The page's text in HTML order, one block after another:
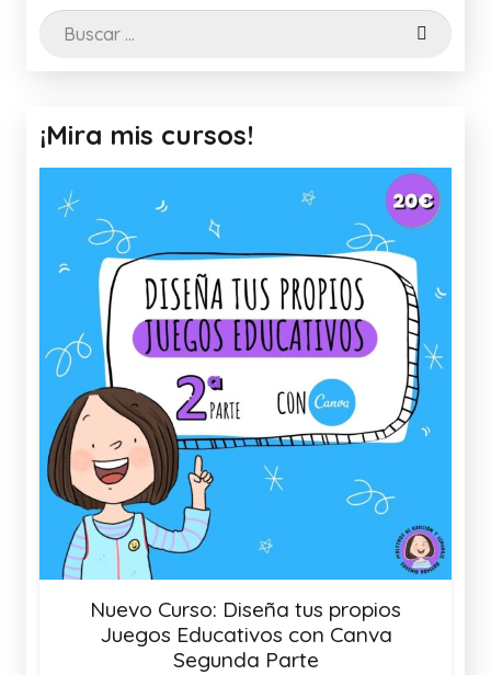
Buscar:
¡Mira mis cursos!
Nuevo Curso: Diseña tus propios
Juegos Educativos con Canva
Segunda Parte